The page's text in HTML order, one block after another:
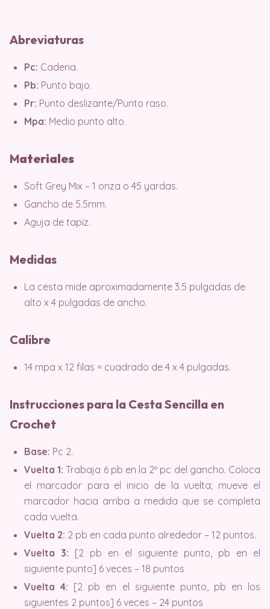
Abreviaturas
Pc: Cadena.
Pb: Punto bajo.
Pr: Punto deslizante/Punto raso.
Mpa: Medio punto alto.
Materiales
Soft Grey Mix – 1 onza o 45 yardas.
Gancho de 5.5mm.
Aguja de tapiz.
Medidas
La cesta mide aproximadamente 3.5 pulgadas de
alto x 4 pulgadas de ancho.
Calibre
14 mpa x 12 filas = cuadrado de 4 x 4 pulgadas.
Instrucciones para la Cesta Sencilla en
Crochet
Base: Pc 2.
Vuelta 1: Trabaja 6 pb en la 2º pc del gancho. Coloca
el marcador para el inicio de la vuelta; mueve el
marcador hacia arriba a medida que se completa
cada vuelta.
Vuelta 2: 2 pb en cada punto alrededor – 12 puntos.
Vuelta 3: [2 pb en el siguiente punto, pb en el
siguiente punto] 6 veces – 18 puntos
Vuelta 4: [2 pb en el siguiente punto, pb en los
siguientes 2 puntos] 6 veces – 24 puntos